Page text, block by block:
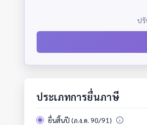
ป
ประเภทการยื่นภาษี
ยื่นสิ้นปี (ภ.ง.ด. 90/91)